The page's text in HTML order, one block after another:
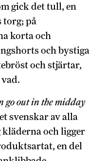
gick det tull, en
torg; på
korta och
och bystiga
och stjärtar,
go out in the midday
svenskar av alla
kläderna och ligger
en del